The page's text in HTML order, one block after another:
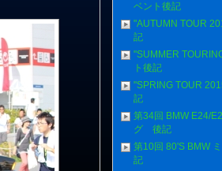
ベント後記
"AUTUMN TOUR
記
"SUMMER
ト後記
"SPRING TOUR
記
第34回 BMW E24/
グ 後記
第10回 80'S BMW
記